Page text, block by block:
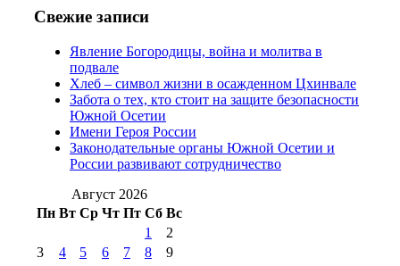
июля 2017 г
2012 г
(15)
№97 30 июля 2015 г
(15)№98 1 августа 2015 г
августа 2016 г(10)№98 5 июля 2014 г(10)
№98 8 августа 2013 г
августа 2012 г(14) №98+99 11 июля
2017 г(9)
№99 4 августа
2016 г(12) №99 8 июля 2014 г
августа 2012 г(11)
августа 2013 г
(12)
Свежие записи
Явление Богородицы, война и молитва в
подвале
Хлеб – символ жизни в осажденном Цхинвале
Забота о тех, кто стоит на защите безопасности
Южной Осетии
Имени Героя России
Законодательные органы Южной Осетии и
России развивают сотрудничество
Август 2026
Пн Вт Ср Чт Пт Сб Вс
1
2
3
4 5 6 7 8
9